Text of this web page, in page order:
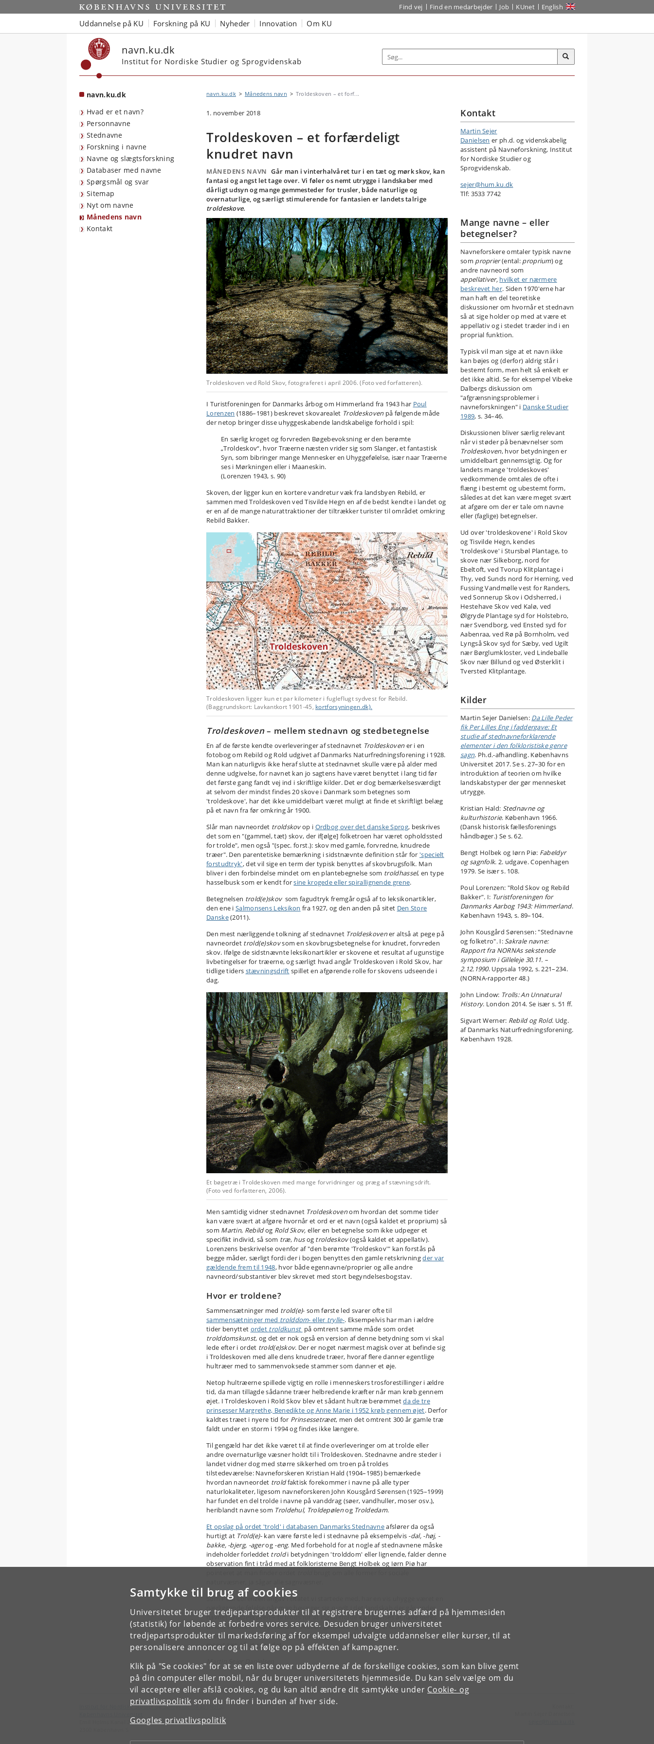
Samtykke til brug af cookies
Universitetet bruger tredjepartsprodukter til at registrere brugernes adfærd på hjemmesiden
(statistik) for løbende at forbedre vores service. Desuden bruger universitetet
tredjepartsprodukter til markedsføring af for eksempel udvalgte uddannelser eller kurser, til at
personalisere annoncer og til at følge op på effekten af kampagner.
Klik på "Se cookies" for at se en liste over udbyderne af de forskellige cookies, som kan blive gemt
på din computer eller mobil, når du bruger universitetets hjemmeside. Du kan selv vælge om du
vil acceptere eller afslå cookies, og du kan altid ændre dit samtykke under Cookie- og
privatlivspolitik som du finder i bunden af hver side.
Googles privatlivspolitik
Start Find vej Find en medarbejder Job KUnet English
Uddannelse på KU Forskning på KU Nyheder Innovation Om KU
navn.ku.dk
Institut for Nordiske Studier og Sprogvidenskab
navn.ku.dk
Hvad er et navn?
Personnavne
Stednavne
Forskning i navne
Navne og slægtsforskning
Databaser med navne
Spørgsmål og svar
Sitemap
Nyt om navne
Månedens navn
Kontakt
navn.ku.dk Månedens navn Troldeskoven – et forf...
1. november 2018
Troldeskoven – et forfærdeligt
knudret navn
MÅNEDENS NAVN Går man i vinterhalvåret tur i en tæt og mørk skov, kan
fantasi og angst let tage over. Vi føler os nemt utrygge i landskaber med
dårligt udsyn og mange gemmesteder for trusler, både naturlige og
overnaturlige, og særligt stimulerende for fantasien er landets talrige
troldeskove.
Troldeskoven ved Rold Skov, fotograferet i april 2006. (Foto ved forfatteren).
I Turistforeningen for Danmarks årbog om Himmerland fra 1943 har Poul
Lorenzen (1886–1981) beskrevet skovarealet Troldeskovenpå følgende måde
der netop bringer disse uhyggeskabende landskabelige forhold i spil:
En særlig kroget og forvreden Bøgebevoksning er den berømte
„Troldeskov“, hvor Træerne næsten vrider sig som Slanger, et fantastisk
Syn, som bibringer mange Mennesker en Uhyggefølelse, især naar Træerne
ses i Mørkningen eller i Maaneskin.
(Lorenzen 1943, s. 90)
Skoven, der ligger kun en kortere vandretur væk fra landsbyen Rebild, er
sammen med Troldeskoven ved Tisvilde Hegn en af de bedst kendte i landet og
er en af de mange naturattraktioner der tiltrækker turister til området omkring
Rebild Bakker.
Troldeskoven ligger kun et par kilometer i fugleflugt sydvest for Rebild.
(Baggrundskort: Lavkantkort 1901-45, kortforsyningen.dk).
Troldeskoven – mellem stednavn og stedbetegnelse
En af de første kendte overleveringer af stednavnet Troldeskovener i en
fotobog om Rebild og Rold udgivet af Danmarks Naturfredningsforening i 1928.
Man kan naturligvis ikke heraf slutte at stednavnet skulle være på alder med
denne udgivelse, for navnet kan jo sagtens have været benyttet i lang tid før
det første gang fandt vej ind i skriftlige kilder. Det er dog bemærkelsesværdigt
at selvom der mindst findes 20 skove i Danmark som betegnes som
'troldeskove', har det ikke umiddelbart været muligt at finde et skriftligt belæg
på et navn fra før omkring år 1900.
Slår man navneordet troldskovop i Ordbog over det danske Sprog, beskrives
det som en "(gammel, tæt) skov, der if[ølge] folketroen har været opholdssted
for trolde", men også "(spec. forst.): skov med gamle, forvredne, knudrede
træer". Den parentetiske bemærkning i sidstnævnte definition står for 'specielt
forstudtryk', det vil sige en term der typisk benyttes af skovbrugsfolk. Man
bliver i den forbindelse mindet om en plantebegnelse som troldhassel, en type
hasselbusk som er kendt forsine krogede eller spirallignende grene.
Betegnelsen trold(e)skovsom fagudtryk fremgår også af to leksikonartikler,
den ene i Salmonsens Leksikon fra 1927, og den anden på sitet Den Store
Danske(2011).
Den mest nærliggende tolkning af stednavnet Troldeskovener altså at pege på
navneordet trold(e)skovsom en skovbrugsbetegnelse for knudret, forvreden
skov. Ifølge de sidstnævnte leksikonartikler er skovene et resultat af ugunstige
livbetingelser for træerne, og særligt hvad angår Troldeskoven i Rold Skov, har
tidlige tiders stævningsdrift spillet en afgørende rolle for skovens udseende i
dag.
Et bøgetræ i Troldeskoven med mange forvridninger og præg af stævningsdrift.
(Foto ved forfatteren, 2006).
Men samtidig vidner stednavnet Troldeskovenom hvordan det somme tider
kan være svært at afgøre hvornår et ord er et navn (også kaldet et proprium) så
som Martin, Rebildog Rold Skov, eller en betegnelse som ikke udpeger et
specifikt individ, så som træ, husog troldeskov(også kaldet et appellativ).
Lorenzens beskrivelse ovenfor af "den berømte 'Troldeskov'" kan forstås på
begge måder, særligt fordi der i bogen benyttes den gamle retskrivningder var
gældende frem til 1948, hvor både egennavne/proprier og alle andre
navneord/substantiver blev skrevet med stort begyndelsesbogstav.
Hvor er troldene?
Sammensætninger med trold(e)- som første led svarer ofte til
sammensætninger med trolddom- eller trylle-. Eksempelvis har man i ældre
tider benyttet ordet troldkunst på omtrent samme måde som ordet
trolddomskunst, og det er nok også en version af denne betydning som vi skal
lede efter i ordet trold(e)skov. Der er noget nærmest magisk over at befinde sig
i Troldeskoven med alle dens knudrede træer, hvoraf flere danner egentlige
hultræer med to sammenvoksede stammer som danner et øje.
Netop hultræerne spillede vigtig en rolle i menneskers trosforestillinger i ældre
tid, da man tillagde sådanne træer helbredende kræfter når man krøb gennem
øjet. I Troldeskoven i Rold Skov blev et sådant hultræ berømmetda de tre
prinsesser Margrethe, Benedikte og Anne Marie i 1952 krøb gennem øjet. Derfor
kaldtes træet i nyere tid for Prinsessetræet, men det omtrent 300 år gamle træ
faldt under en storm i 1994 og findes ikke længere.
Til gengæld har det ikke været til at finde overleveringer om at trolde eller
andre overnaturlige væsner holdt til i Troldeskoven. Stednavne andre steder i
landet vidner dog med større sikkerhed om troen på troldes
tilstedeværelse: Navneforskeren Kristian Hald (1904–1985) bemærkede
hvordan navneordet troldfaktisk forekommer i navne på alle typer
naturlokaliteter, ligesom navneforskeren John Kousgård Sørensen (1925–1999)
har fundet en del trolde i navne på vanddrag (søer, vandhuller, moser osv.),
heriblandt navne som Troldehul, Troldepølenog Troldedam.
Et opslag på ordet 'trold' i databasen Danmarks Stednavneafslører da også
hurtigt at Trold(e)- kan være første led i stednavne på eksempelvis -dal, -høj, -
bakke, -bjerg, -agerog -eng. Med forbehold for at nogle af stednavnene måske
indeholder forleddet troldi betydningen 'trolddom' eller lignende, falder denne
observation fint i tråd med at folkloristerne Bengt Holbek og Iørn Piø har
Som Poul Lorenzen angav i citatet vi startede med, har en vis uhygge været en
nærliggende følelse når man bevæger sig rundt i det landskab der går under
navnetTroldeskoven– til trods for at ingen trolde kan påvises at have deres
tilhold i skoven. I dag fremstår skoven gammel, og mange af de bedste
eksempler på krogede, knudrede bøgetræer er gået ud eller er i hvert fald
meget tæt på at gøre det.
Martin Sejer Danielsen
Kontakt
Martin Sejer
Danielsen er ph.d. og videnskabelig
assistent på Navneforskning, Institut
for Nordiske Studier og
Sprogvidenskab.
sejer@hum.ku.dk
Tlf: 3533 7742
Mange navne – eller
betegnelser?
Navneforskere omtaler typisk navne
som proprier(ental: proprium) og
andre navneord som
appellativer, hvilket er nærmere
beskrevet her. Siden 1970'erne har
man haft en del teoretiske
diskussioner om hvornår et stednavn
så at sige holder op med at være et
appellativ og i stedet træder ind i en
proprial funktion.
Typisk vil man sige at et navn ikke
kan bøjes og (derfor) aldrig står i
bestemt form, men helt så enkelt er
det ikke altid. Se for eksempel Vibeke
Dalbergs diskussion om
"afgrænsningsproblemer i
navneforskningen" i Danske Studier
1989, s. 34–46.
Diskussionen bliver særlig relevant
når vi støder på benævnelser som
Troldeskoven, hvor betydningen er
umiddelbart gennemsigtig. Og for
landets mange 'troldeskoves'
vedkommende omtales de ofte i
flæng i bestemt og ubestemt form,
således at det kan være meget svært
at afgøre om der er tale om navne
eller (faglige) betegnelser.
Ud over 'troldeskovene' i Rold Skov
og Tisvilde Hegn, kendes
'troldeskove' i Stursbøl Plantage, to
skove nær Silkeborg, nord for
Ebeltoft, ved Tvorup Klitplantage i
Thy, ved Sunds nord for Herning, ved
Fussing Vandmølle vest for Randers,
ved Sonnerup Skov i Odsherred, i
Hestehave Skov ved Kalø, ved
Ølgryde Plantage syd for Holstebro,
nær Svendborg, ved Ensted syd for
Aabenraa, ved Rø på Bornholm, ved
Lyngså Skov syd for Sæby, ved Ugilt
nær Børglumkloster, ved Lindeballe
Skov nær Billund og ved Østerklit i
Tversted Klitplantage.
Kilder
Martin Sejer Danielsen: Da Lille Peder
fik Per Lilles Eng i faddergave: Et
studie af stednavneforklarende
elementer i den folkloristiske genre
sagn. Ph.d.-afhandling. Københavns
Universitet 2017. Se s. 27–30 for en
introduktion af teorien om hvilke
landskabstyper der gør mennesket
utrygge.
Kristian Hald: Stednavne og
kulturhistorie. København 1966.
(Dansk historisk fællesforenings
håndbøger.) Se s. 62.
Bengt Holbek og Iørn Piø: Fabeldyr
og sagnfolk. 2. udgave. Copenhagen
1979. Se især s. 108.
Poul Lorenzen: "Rold Skov og Rebild
Bakker". I: Turistforeningen for
Danmarks Aarbog 1943: Himmerland.
København 1943, s. 89–104.
John Kousgård Sørensen: "Stednavne
og folketro". I:Sakrale navne:
Rapport fra NORNAs sekstende
symposium i Gilleleje 30.11. –
2.12.1990. Uppsala 1992, s. 221–234.
(NORNA-rapporter 48.)
John Lindow: Trolls: An Unnatural
History. London 2014. Se især s. 51 ff.
Sigvart Werner: Rebild og Rold. Udg.
af Danmarks Naturfredningsforening.
København 1928.
Institut for Nordiske Studier og Sprogvidenskab (NorS)
Emil Holms Kanal 2